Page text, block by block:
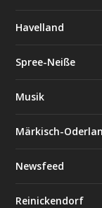
Havelland
Spree-Neiße
Musik
Märkisch-
Newsfeed
Reinickendorf